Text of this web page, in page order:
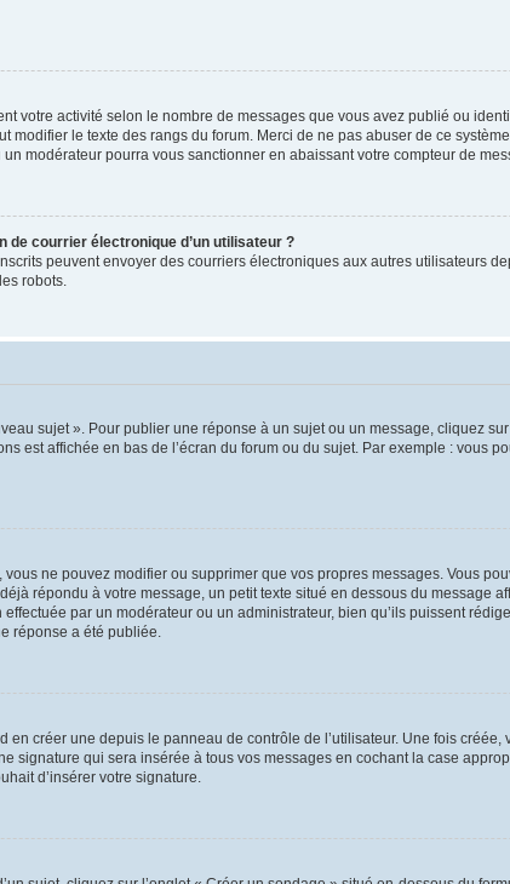
votre activité selon le nombre de messages que vous avez publié ou
le texte des rangs du forum. Merci de ne pas abuser de ce
modérateur pourra vous sanctionner en abaissant votre compteur de
de courrier électronique d’un utilisateur ?
peuvent envoyer des courriers électroniques aux autres utilisateurs
robots.
sujet ». Pour publier une réponse à un sujet ou un message, cliquez
est affichée en bas de l’écran du forum ou du sujet. Par exemple : vous
ne pouvez modifier ou supprimer que vos propres messages. Vous
répondu à votre message, un petit texte situé en dessous du message
effectuée par un modérateur ou un administrateur, bien qu’ils puissent
réponse a été publiée.
en créer une depuis le panneau de contrôle de l’utilisateur. Une fois
signature qui sera insérée à tous vos messages en cochant la case
d’insérer votre signature.